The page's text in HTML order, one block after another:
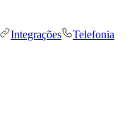
Integrações
Telefonia